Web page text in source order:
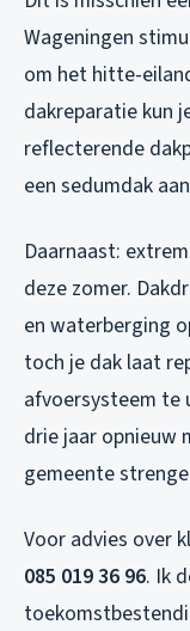
Wageningen
om het hitte-
dakreparatie kun
reflecterende
een sedumdak
Daarnaast:
deze zomer.
en waterberging
toch je dak laat
afvoersysteem te
drie jaar opnieuw
gemeente
Voor advies over
085 019 36 96. Ik